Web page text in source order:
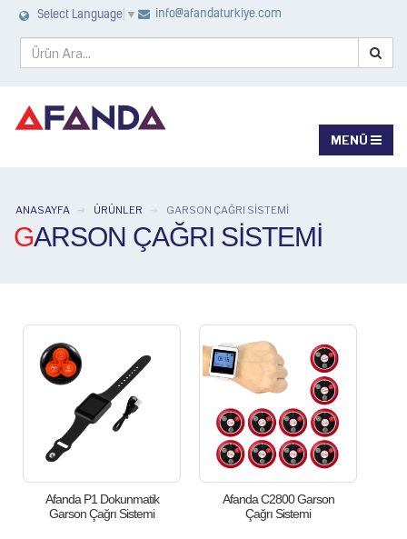
Select Language ▼ info@afandaturkiye.com
ANASAYFA ÜRÜNLER GARSON ÇAĞRI SISTEMI
GARSON ÇAĞRI SISTEMI
Afanda P1 Dokunmatik
Garson Çağrı Sistemi
Afanda C2800 Garson
Çağrı Sistemi